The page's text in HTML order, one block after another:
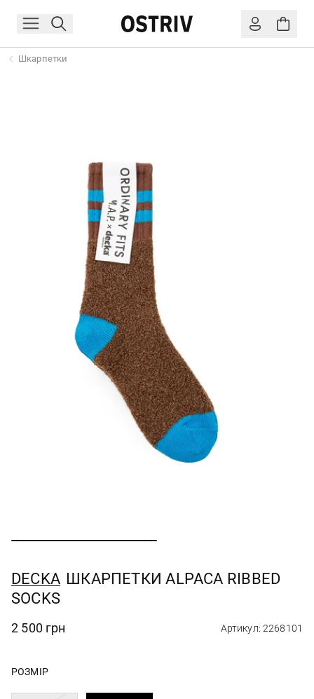
Шкарпетки
DECKA ШКАРПЕТКИ ALPACA RIBBED
SOCKS
2 500 грн Артикул: 2268101
РОЗМІР